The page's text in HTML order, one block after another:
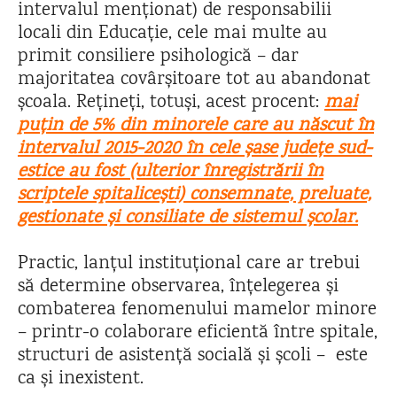
intervalul menționat) de responsabilii
locali din Educație, cele mai multe au
primit consiliere psihologică – dar
majoritatea covârșitoare tot au abandonat
școala. Rețineți, totuși, acest procent: mai
puțin de 5% din minorele care au născut în
intervalul 2015-2020 în cele șase județe sud-
estice au fost (ulterior înregistrării în
scriptele spitalicești) consemnate, preluate,
gestionate și consiliate de sistemul școlar.
Practic, lanțul instituțional care ar trebui
să determine observarea, înțelegerea și
combaterea fenomenului mamelor minore
– printr-o colaborare eficientă între spitale,
structuri de asistență socială și școli – este
ca și inexistent.